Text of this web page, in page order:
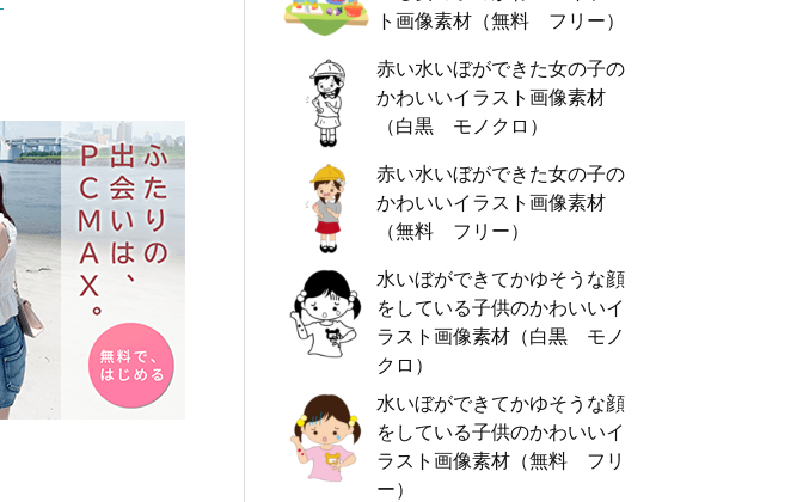
ト画像素材（無料 フリー）
赤い水いぼができた女の子の
かわいいイラスト画像素材
（白黒 モノクロ）
赤い水いぼができた女の子の
かわいいイラスト画像素材
（無料 フリー）
水いぼができてかゆそうな顔
をしている子供のかわいいイ
ラスト画像素材（白黒 モノ
クロ）
水いぼができてかゆそうな顔
をしている子供のかわいいイ
ラスト画像素材（無料 フリ
ー）